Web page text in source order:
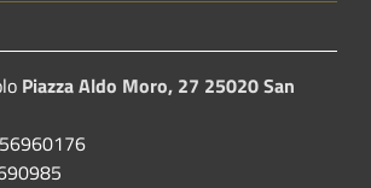
Piazza Aldo Moro, 27 25020 San